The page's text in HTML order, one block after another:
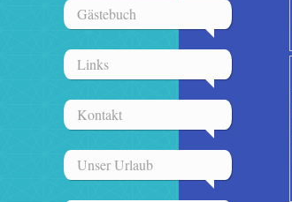
Gästebuch
Links
Kontakt
Unser Urlaub